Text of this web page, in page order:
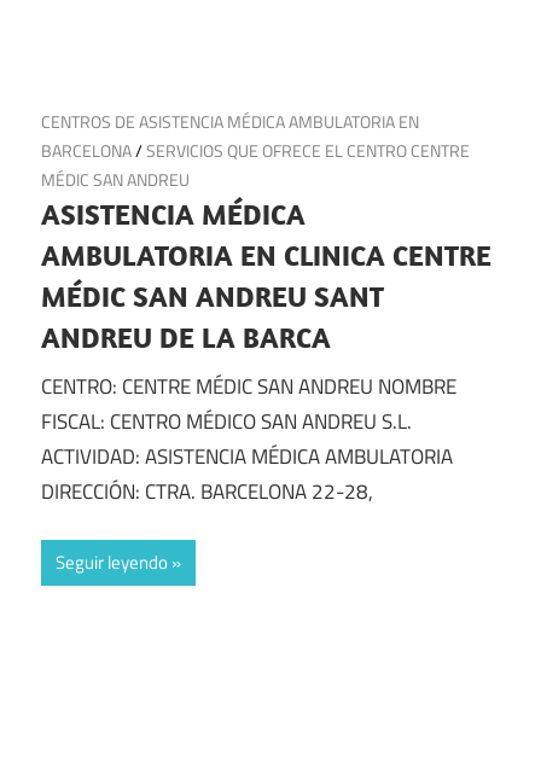
15 de marzo de 2025
CENTROS DE ASISTENCIA MÉDICA AMBULATORIA EN
BARCELONA/SERVICIOS QUE OFRECE EL CENTRO CENTRE
MÉDIC SAN ANDREU
ASISTENCIA MÉDICA
AMBULATORIA EN CLINICA CENTRE
MÉDIC SAN ANDREU SANT
ANDREU DE LA BARCA
CENTRO: CENTRE MÉDIC SAN ANDREU NOMBRE
FISCAL: CENTRO MÉDICO SAN ANDREU S.L.
ACTIVIDAD: ASISTENCIA MÉDICA AMBULATORIA
DIRECCIÓN: CTRA. BARCELONA 22-28,
Seguir leyendo